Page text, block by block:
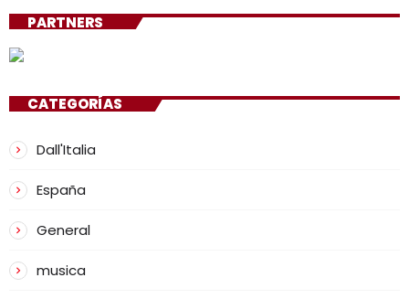
PARTNERS
CATEGORÍAS
Dall'Italia
España
General
musica